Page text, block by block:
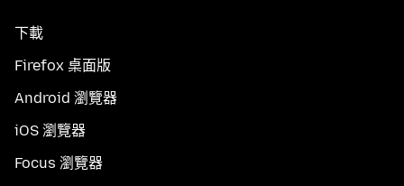
下載
Firefox 桌面版
Android 瀏覽器
iOS 瀏覽器
Focus 瀏覽器